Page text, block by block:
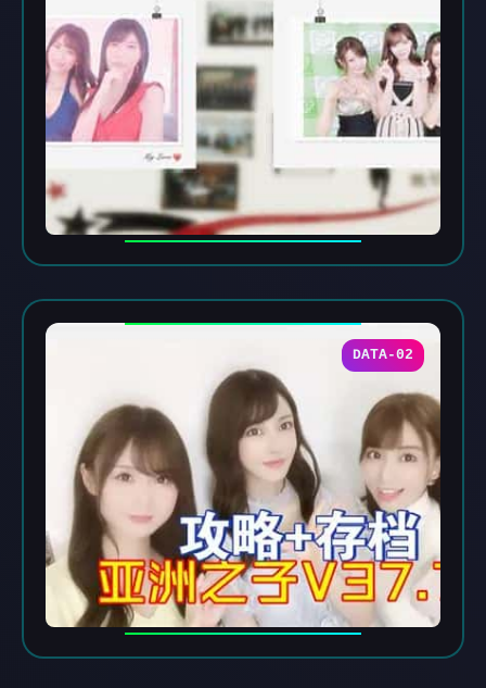
DATA-02